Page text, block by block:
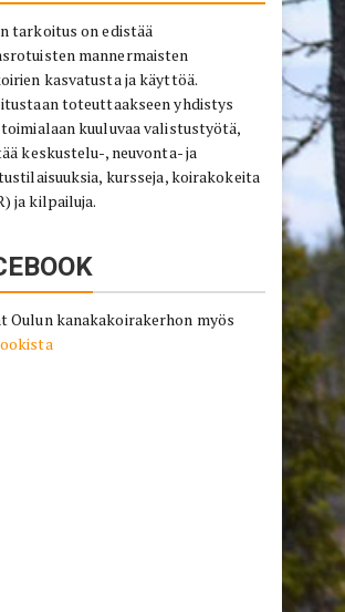
tarkoitus on edistää
mannermaisten
kasvatusta ja käyttöä.
toteuttaakseen yhdistys
kuuluvaa valistustyötä,
keskustelu-, neuvonta- ja
kursseja, koirakokeita
ja kilpailuja.
Oulun kanakakoirakerhon myös